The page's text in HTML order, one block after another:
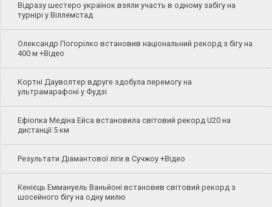
Відразу шестеро українок взяли участь в одному забігу на
турнірі у Віллемстад
Олександр Погорілко встановив національний рекорд з бігу на
400 м +Відео
Кортні Дауволтер вдруге здобула перемогу на
ультрамарафоні у Фудзі
Ефіопка Медіна Ейса встановила світовий рекорд U20 на
дистанції 5 км
Результати Діамантової ліги в Сучжоу +Відео
Кенієць Еммануель Ваньйоні встановив світовий рекорд з
шосейного бігу на одну милю